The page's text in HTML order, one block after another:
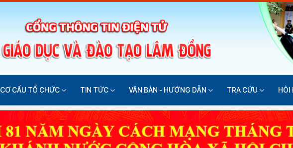
CƠ CẤU TỔ CHỨC TIN TỨC VĂN BẢN - HƯỚNG DẪN TRA CỨU HỎI